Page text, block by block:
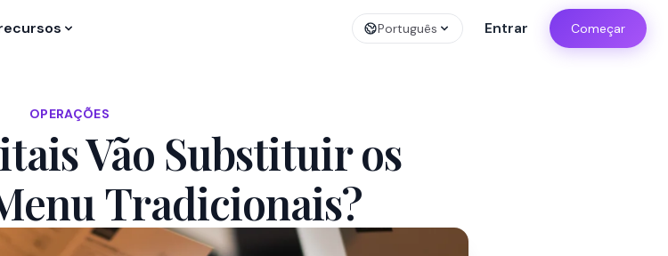
Português Entrar Começar
OPERAÇÕES
Vão Substituir os
Tradicionais?